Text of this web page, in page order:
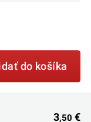
do košíka
3,50 €